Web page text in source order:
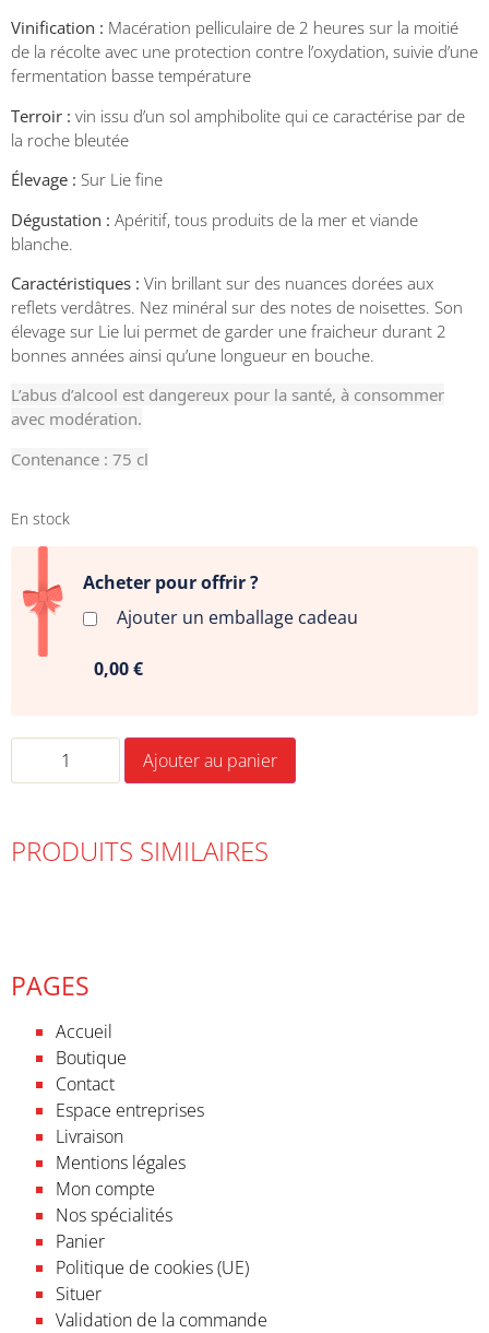
Vinification : Macération pelliculaire de 2 heures sur la moitié
de la récolte avec une protection contre l’oxydation, suivie d’une
fermentation basse température
Terroir : vin issu d’un sol amphibolite qui ce caractérise par de
la roche bleutée
Élevage : Sur Lie fine
Dégustation : Apéritif, tous produits de la mer et viande
blanche.
Caractéristiques : Vin brillant sur des nuances dorées aux
reflets verdâtres. Nez minéral sur des notes de noisettes. Son
élevage sur Lie lui permet de garder une fraicheur durant 2
bonnes années ainsi qu’une longueur en bouche.
L’abus d’alcool est dangereux pour la santé, à consommer
avec modération.
Contenance : 75 cl
En stock
Acheter pour offrir ?
Ajouter un emballage cadeau
0,00 €
Ajouter au panier
PRODUITS SIMILAIRES
PAGES
Accueil
Boutique
Contact
Espace entreprises
Livraison
Mentions légales
Mon compte
Nos spécialités
Panier
Politique de cookies (UE)
Situer
Validation de la commande